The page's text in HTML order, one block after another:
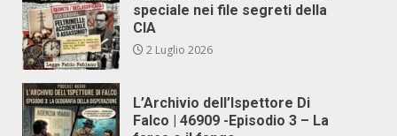
speciale nei file segreti della
CIA
2 Luglio 2026
L’Archivio dell’Ispettore Di
Falco | 46909 -Episodio 3 – La